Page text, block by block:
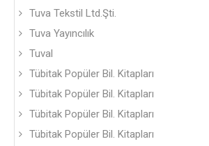
Tuva Tekstil Ltd.Şti.
Tuva Yayıncılık
Tuval
Tübitak Popüler Bil. Kitapları
Tübitak Popüler Bil. Kitapları
Tübitak Popüler Bil. Kitapları
Tübitak Popüler Bil. Kitapları